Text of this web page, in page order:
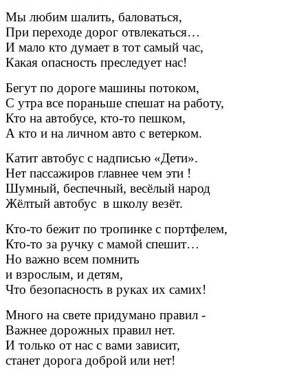
Мы любим шалить, баловаться,
При переходе дорог отвлекаться…
И мало кто думает в тот самый час,
Какая опасность преследует нас!
Бегут по дороге машины потоком,
С утра все пораньше спешат на работу,
Кто на автобусе, кто-то пешком,
А кто и на личном авто с ветерком.
Катит автобус с надписью «Дети».
Нет пассажиров главнее чем эти !
Шумный, беспечный, весёлый народ
Жёлтый автобус в школу везёт.
Кто-то бежит по тропинке с портфелем,
Кто-то за ручку с мамой спешит…
Но важно всем помнить
и взрослым, и детям,
Что безопасность в руках их самих!
Много на свете придумано правил -
Важнее дорожных правил нет.
И только от нас с вами зависит,
станет дорога доброй или нет!